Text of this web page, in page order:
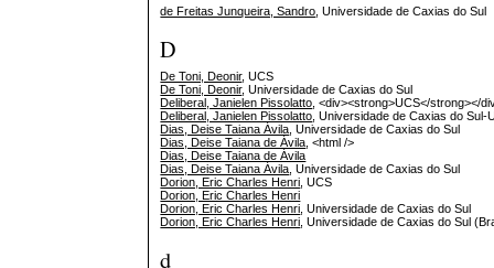
de Freitas Junqueira, Sandro , Universidade de Caxias do Sul
D
De Toni, Deonir, UCS
De Toni, Deonir, Universidade de Caxias do Sul
Deliberal, Janielen Pissolatto , <div><strong>UCS</strong></
Deliberal, Janielen Pissolatto , Universidade de Caxias do Sul-
Dias, Deise Taiana Ávila , Universidade de Caxias do Sul
Dias, Deise Taiana de Ávila , <html />
Dias, Deise Taiana de Ávila
Dias, Deise Taiana Ávila , Universidade de Caxias do Sul
Dorion, Eric Charles Henri , UCS
Dorion, Eric Charles Henri
Dorion, Eric Charles Henri , Universidade de Caxias do Sul
Dorion, Eric Charles Henri , Universidade de Caxias do Sul
d